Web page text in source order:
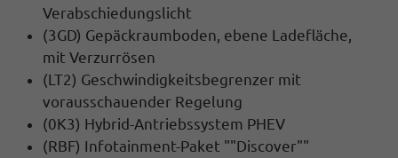
Verabschiedungslicht
(3GD) Gepäckraumboden, ebene Ladefläche,
mit Verzurrösen
(LT2) Geschwindigkeitsbegrenzer mit
vorausschauender Regelung
(0K3) Hybrid-Antriebssystem PHEV
(RBF) Infotainment-Paket ""Discover""